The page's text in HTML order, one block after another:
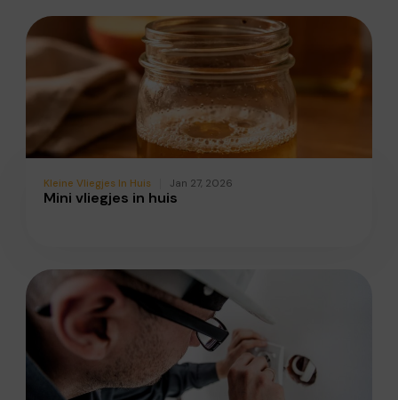
Kleine Vliegjes In Huis Jan 27, 2026
Mini vliegjes in huis